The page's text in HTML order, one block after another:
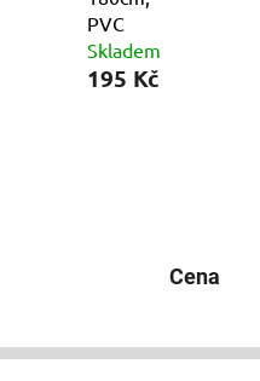
PVC
Skladem
195 Kč
Cena